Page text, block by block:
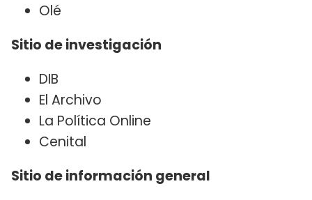
Olé
Sitio de investigación
DIB
El Archivo
La Política Online
Cenital
Sitio de información general